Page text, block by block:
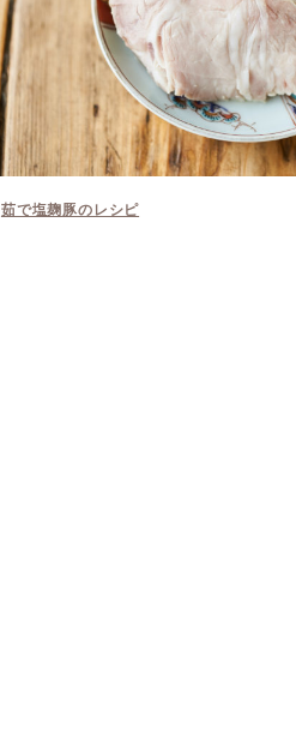
茹で塩麹豚のレシピ